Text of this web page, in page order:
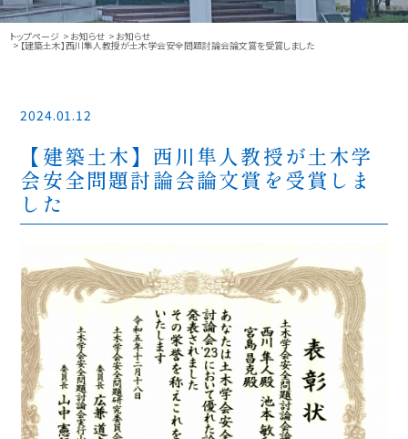
トップページ お知らせ お知らせ
【建築土木】西川隼人教授が土木学会安全問題討論会論文賞を受賞しました
2024.01.12
【建築土木】西川隼人教授が土木学
会安全問題討論会論文賞を受賞しま
した